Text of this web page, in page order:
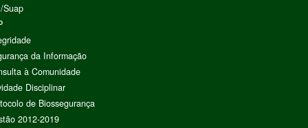
Suap
da Informação
à Comunidade
Disciplinar
de Biossegurança
2012-2019